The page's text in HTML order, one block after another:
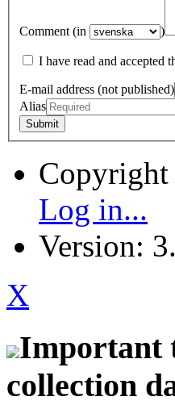
Comment (in )
I have read and accepted
E-mail address (not published)
Alias
Copyright
Log in...
Version:
X
Important
collection